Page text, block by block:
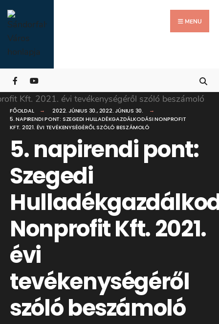
Skip
to
content
MENU
FŐOLDAL 2022. JÚNIUS 30.,2022. JÚNIUS 30.
5. NAPIRENDI PONT: SZEGEDI HULLADÉKGAZDÁLKODÁSI NONPROFIT
KFT. 2021. ÉVI TEVÉKENYSÉGÉRŐL SZÓLÓ BESZÁMOLÓ
5. napirendi pont:
Szegedi
Nonprofit Kft. 2021.
évi
tevékenységéről
szóló beszámoló
for:
Close